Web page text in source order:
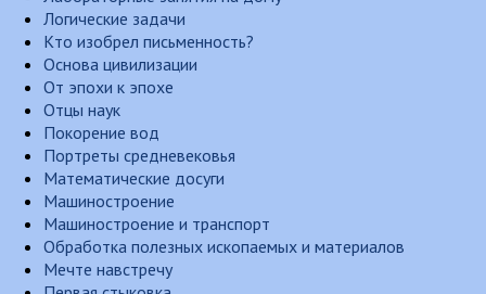
Логические задачи
Кто изобрел письменность?
Основа цивилизации
От эпохи к эпохе
Отцы наук
Покорение вод
Портреты средневековья
Математические досуги
Машиностроение
Машиностроение и транспорт
Обработка полезных ископаемых и материалов
Мечте навстречу